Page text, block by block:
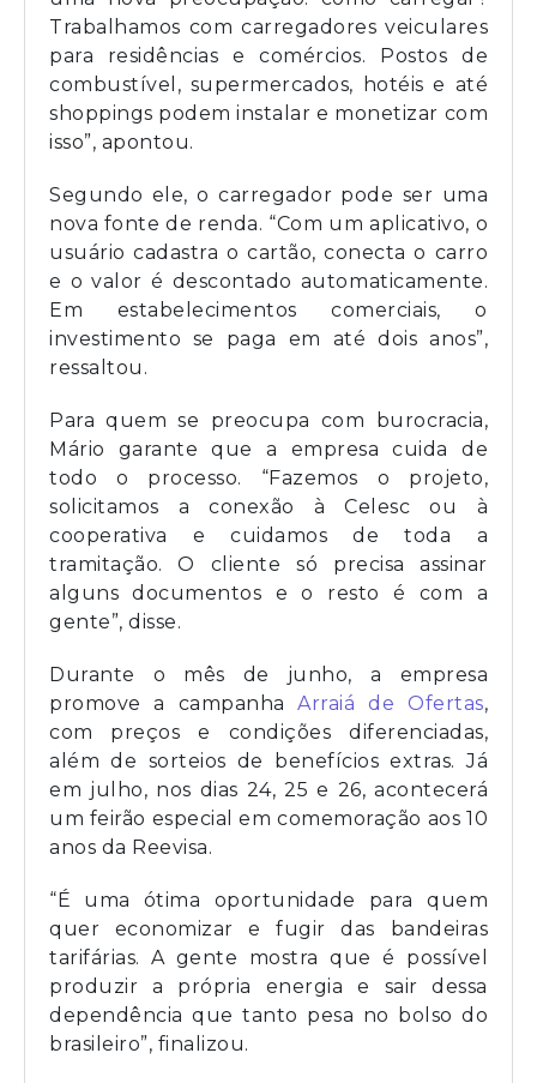
Trabalhamos com carregadores veiculares
para residências e comércios. Postos de
combustível, supermercados, hotéis e até
shoppings podem instalar e monetizar com
isso”, apontou.
Segundo ele, o carregador pode ser uma
nova fonte de renda. “Com um aplicativo, o
usuário cadastra o cartão, conecta o carro
e o valor é descontado automaticamente.
Em estabelecimentos comerciais, o
investimento se paga em até dois anos”,
ressaltou.
Para quem se preocupa com burocracia,
Mário garante que a empresa cuida de
todo o processo. “Fazemos o projeto,
solicitamos a conexão à Celesc ou à
cooperativa e cuidamos de toda a
tramitação. O cliente só precisa assinar
alguns documentos e o resto é com a
gente”, disse.
Durante o mês de junho, a empresa
promove a campanhaArraiá de Ofertas,
com preços e condições diferenciadas,
além de sorteios de benefícios extras. Já
em julho, nos dias 24, 25 e 26, acontecerá
um feirão especial em comemoração aos 10
anos da Reevisa.
“É uma ótima oportunidade para quem
quer economizar e fugir das bandeiras
tarifárias. A gente mostra que é possível
produzir a própria energia e sair dessa
dependência que tanto pesa no bolso do
brasileiro”, finalizou.